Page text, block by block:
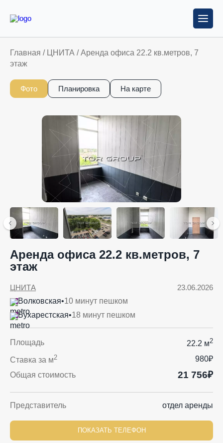
Главная / ЦНИТА /Аренда офиса 22.2 кв.метров, 7
этаж
Фото Планировка На карте
Аренда офиса 22.2 кв.метров, 7
этаж
23.06.2026
ЦНИТА
Волковская•10 минут пешком
Бухарестская•18 минут пешком
Площадь 22.2 м2
Ставка за м2
980₽
Общая стоимость
21 756₽
Представитель отдел аренды
ПОКАЗАТЬ ТЕЛЕФОН